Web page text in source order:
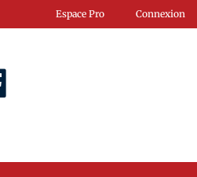
Espace Pro Connexion